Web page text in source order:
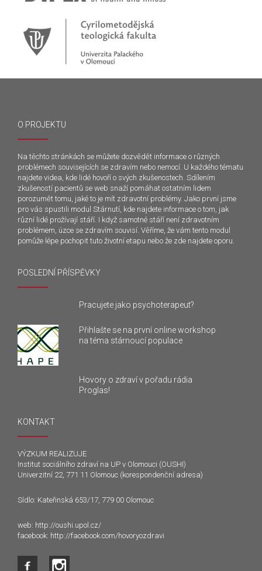
O PROJEKTU
Na těchto stránkách se můžete dozvědět informace o různých
problémech souvisejících se zdravím nebo nemocí. U každého tématu
najdete videa, kde lidé hovoří o svých zkušenostech. Sdílením
zkušeností pacientů se web snaží pomáhat ostatním lidem
porozumět tomu, jaké to je mít zdravotní problémy. Jako první jsme
pro vás spustili modul Stárnutí, kde najdete informace o tom, jak
různí lidé prožívají stáří. I když samotné stáří není zdravotním
problémem, úzce se zdravím souvisí. Věříme, že vám tento modul
pomůže lépe pochopit tuto životní etapu nebo že zde najdete oporu.
POSLEDNÍ PŘÍSPĚVKY
Pracujete jako psychoterapeut?
Přihlašte se na první online workshop
na téma stárnoucí populace
Hovory o zdraví v pořadu rádia
Proglas!
KONTAKT
VÝZKUM REALIZUJE
Institut sociálního zdraví na UP v Olomouci (OUSHI)
Univerzitní 22, 771 11 Olomouc (korespondenční adresa)
Sídlo: Kateřinská 653/17, 779 00 Olomouc
web: http://oushi.upol.cz/
facebook: http://facebook.com/hovoryozdravi